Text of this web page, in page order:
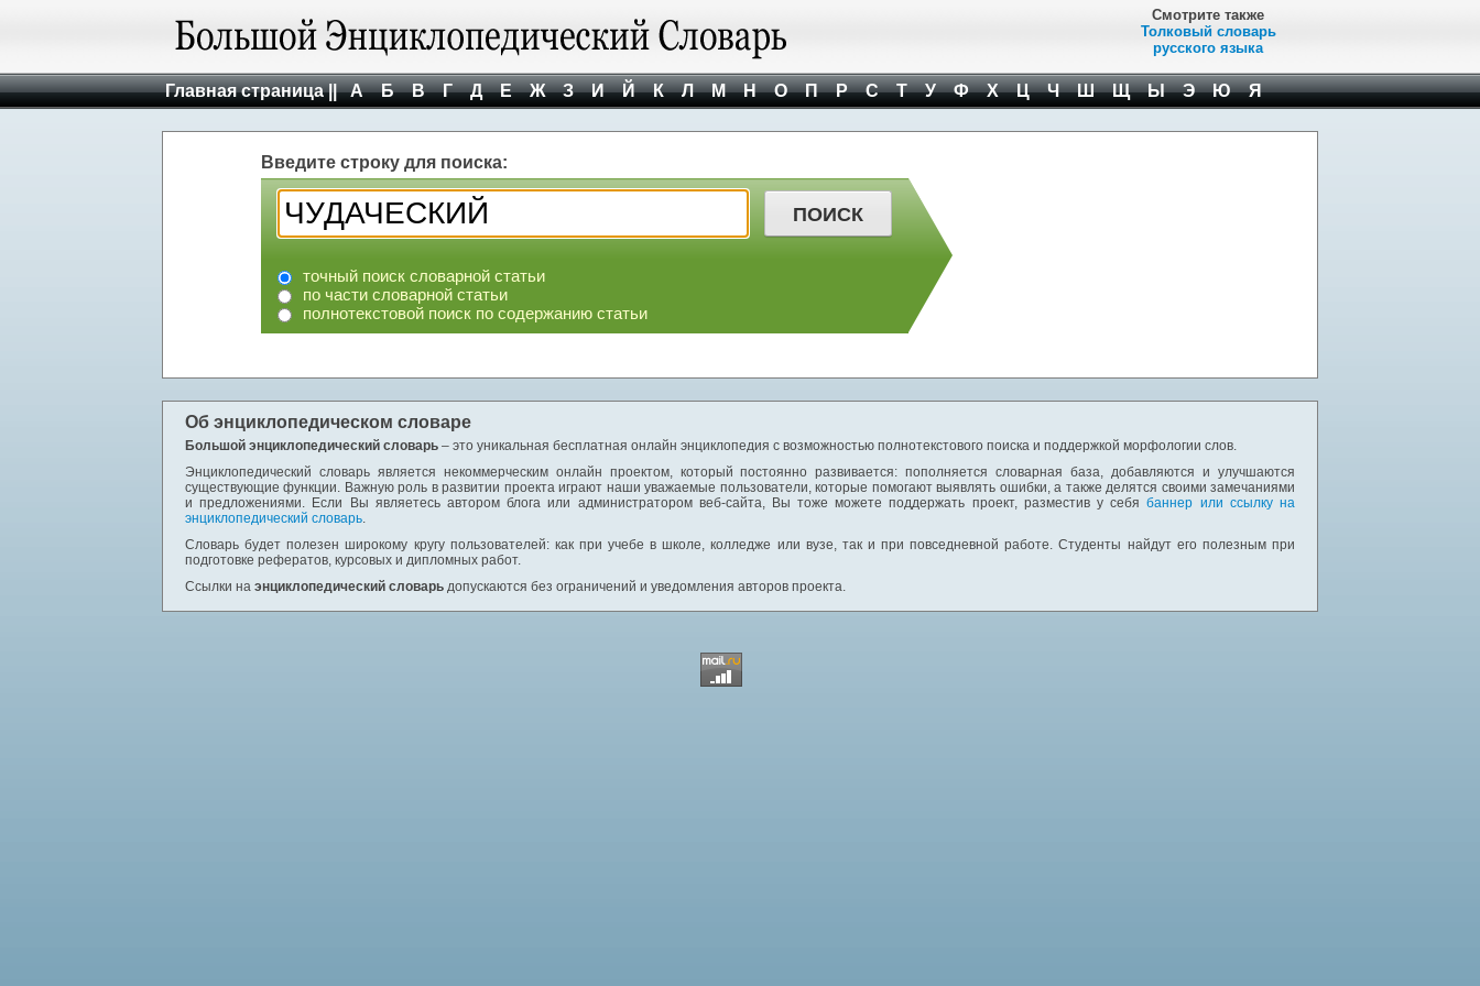
Смотрите также
Толковый словарь
русского языка
Главная страница || А Б В Г Д Е Ж З И Й К Л М Н О П Р С Т У Ф Х Ц Ч Ш Щ Ы Э Ю Я
Введите строку для поиска:
точный поиск словарной статьи
по части словарной статьи
полнотекстовой поиск по содержанию статьи
Об энциклопедическом словаре
Большой энциклопедический словарь – это уникальная бесплатная онлайн энциклопедия с возможностью полнотекстового поиска и поддержкой морфологии слов.
Энциклопедический словарь является некоммерческим онлайн проектом, который постоянно развивается: пополняется словарная база, добавляются и улучшаются
существующие функции. Важную роль в развитии проекта играют наши уважаемые пользователи, которые помогают выявлять ошибки, а также делятся своими замечаниями
и предложениями. Если Вы являетесь автором блога или администратором веб-сайта, Вы тоже можете поддержать проект, разместив у себябаннер или ссылку на
энциклопедический словарь.
Словарь будет полезен широкому кругу пользователей: как при учебе в школе, колледже или вузе, так и при повседневной работе. Студенты найдут его полезным при
подготовке рефератов, курсовых и дипломных работ.
Ссылки на энциклопедический словарь допускаются без ограничений и уведомления авторов проекта.